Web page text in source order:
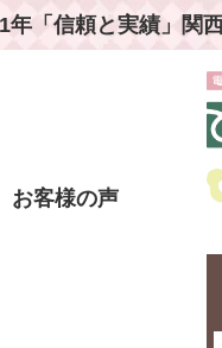
年「信頼と実績」関
お客様の声